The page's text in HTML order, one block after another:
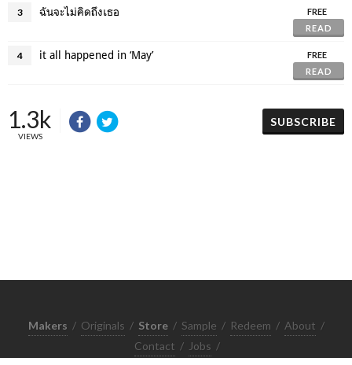
3 ฉันจะไม่คิดถึงเธอ
FREE
READ
4 it all happened in ‘May’
FREE
READ
1.3k
VIEWS
SUBSCRIBE
Makers / Originals / Store / Sample / Redeem / About /
Contact / Jobs /